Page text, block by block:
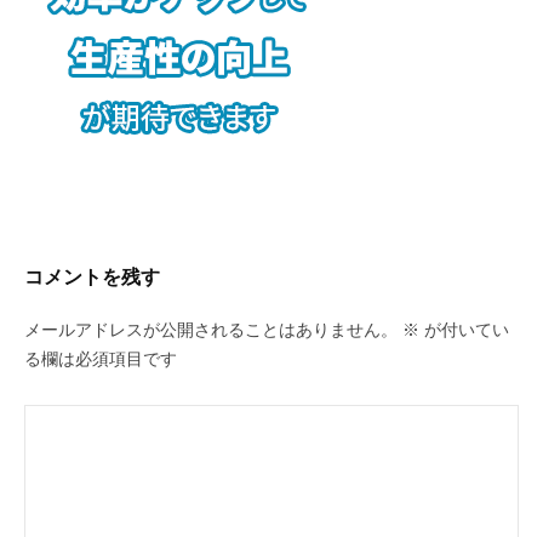
コメントを残す
メールアドレスが公開されることはありません。 ※ が付いてい
る欄は必須項目です